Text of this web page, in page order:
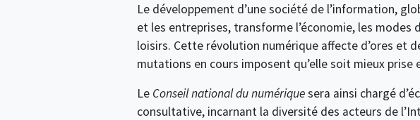
Le développement d’une société de l’information,
et les entreprises, transforme l’économie, les modes
loisirs. Cette révolution numérique affecte d’ores et
mutations en cours imposent qu’elle soit mieux
Le Conseil national du numériquesera ainsi chargé
consultative, incarnant la diversité des acteurs de